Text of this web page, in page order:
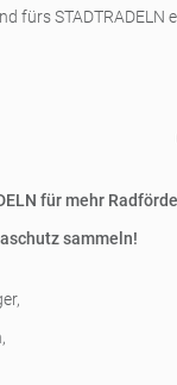
fürs STADTRADELN
für mehr
sammeln!